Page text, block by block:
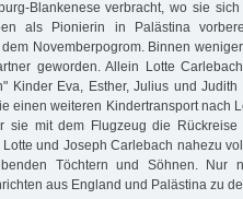
Blankenese verbracht, wo sie
als Pionierin in Palästina
Novemberpogrom. Binnen
geworden. Allein Lotte
Kinder Eva, Esther, Julius und
einen weiteren Kindertransport nach
sie mit dem Flugzeug die
und Joseph Carlebach nahezu
Töchtern und Söhnen. Nur
aus England und Palästina zu